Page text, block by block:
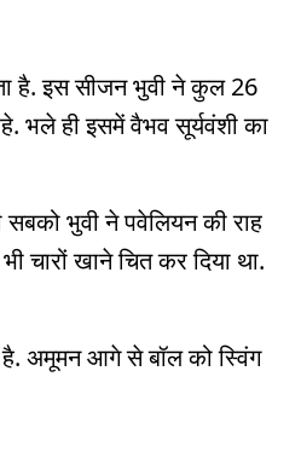
है. इस सीजन भुवी ने कुल 26
भले ही इसमें वैभव सूर्यवंशी का
भुवी ने पवेलियन की राह
चारों खाने चित कर दिया था.
अमूमन आगे से बॉल को स्विंग